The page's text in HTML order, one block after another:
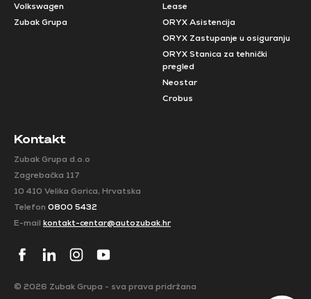
Volkswagen
Zubak Grupa
Lease
ORYX Asistencija
ORYX Zastupanje u osiguranju
ORYX Stanica za tehnički
pregled
Neostar
Crobus
Kontakt
Zubak Grupa d.o.o
Zagrebačka 117
10 410 Velika Gorica, Hrvatska
Telefon 0800 5432
E-mail kontakt-centar@autozubak.hr
© 2026 Zubak Grupa - sva prava pridržana